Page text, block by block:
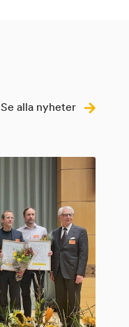
Se alla nyheter